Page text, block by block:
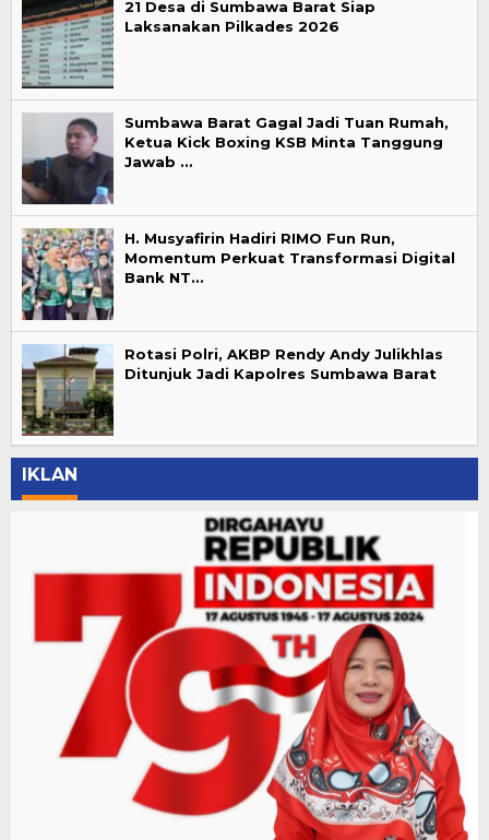
21 Desa di Sumbawa Barat Siap
Laksanakan Pilkades 2026
Sumbawa Barat Gagal Jadi Tuan Rumah,
Ketua Kick Boxing KSB Minta Tanggung
Jawab …
H. Musyafirin Hadiri RIMO Fun Run,
Momentum Perkuat Transformasi Digital
Bank NT…
Rotasi Polri, AKBP Rendy Andy Julikhlas
Ditunjuk Jadi Kapolres Sumbawa Barat
IKLAN